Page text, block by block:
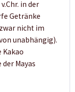
in der
Getränke
nicht im
unabhängig).
Kakao
Mayas